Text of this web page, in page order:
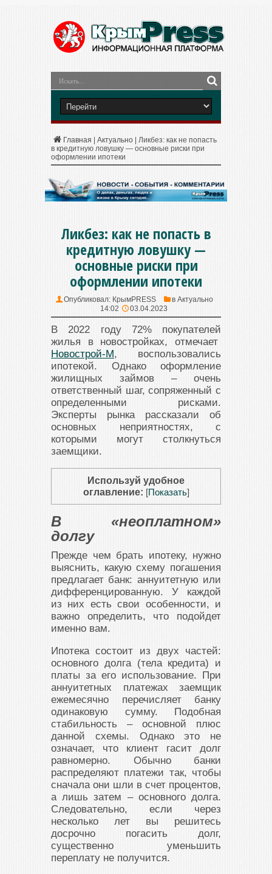
Главная Актуально
Ликбез: как не попасть
в кредитную ловушку — основные риски при
оформлении ипотеки
Ликбез: как не попасть в
кредитную ловушку —
основные риски при
оформлении ипотеки
Опубликовал: КрымPRESS в Актуально
14:02
03.04.2023
В 2022 году 72% покупателей
жилья в новостройках, отмечает
Новострой-М, воспользовались
ипотекой. Однако оформление
жилищных займов – очень
ответственный шаг, сопряженный с
определенными рисками.
Эксперты рынка рассказали об
основных неприятностях, с
которыми могут столкнуться
заемщики.
Используй удобное
оглавление: [Показать]
В «неоплатном»
долгу
Прежде чем брать ипотеку, нужно
выяснить, какую схему погашения
предлагает банк: аннуитетную или
дифференцированную. У каждой
из них есть свои особенности, и
важно определить, что подойдет
именно вам.
Ипотека состоит из двух частей:
основного долга (тела кредита) и
платы за его использование. При
аннуитетных платежах заемщик
ежемесячно перечисляет банку
одинаковую сумму. Подобная
стабильность – основной плюс
данной схемы. Однако это не
означает, что клиент гасит долг
равномерно. Обычно банки
распределяют платежи так, чтобы
сначала они шли в счет процентов,
а лишь затем – основного долга.
Следовательно, если через
несколько лет вы решитесь
досрочно погасить долг,
существенно уменьшить
переплату не получится.